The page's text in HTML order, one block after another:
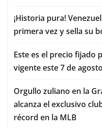
¡Historia pura!
primera vez y sella su
Este es el precio fijado
vigente este 7 de
Orgullo zuliano en la
alcanza el exclusivo
récord en la MLB